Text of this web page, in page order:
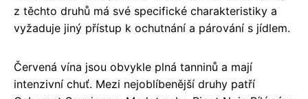
z těchto druhů má své specifické charakteristiky a
vyžaduje jiný přístup k ochutnání a párování s jídlem.
Červená vína jsou obvykle plná tanninů a mají
intenzivní chuť. Mezi nejoblíbenější druhy patří